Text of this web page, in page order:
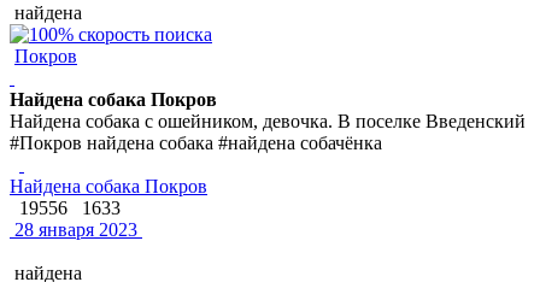
найдена
Покров
Найдена собака Покров
Найдена собака с ошейником, девочка. В поселке Введенский
#Покров найдена собака #найдена собачёнка
Найдена собака Покров
19556
1633
28 января 2023
найдена